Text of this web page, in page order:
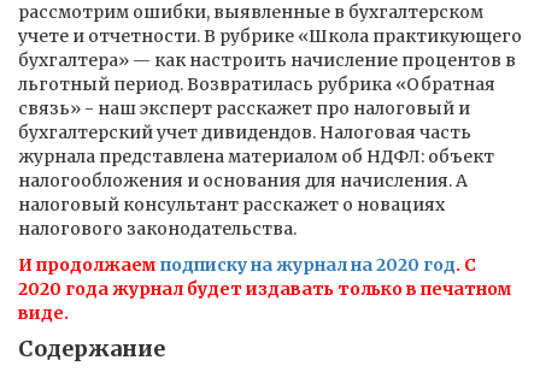
рассмотрим ошибки, выявленные в бухгалтерском
учете и отчетности. В рубрике «Школа практикующего
бухгалтера» — как настроить начисление процентов в
льготный период. Возвратилась рубрика «Обратная
связь» - наш эксперт расскажет про налоговый и
бухгалтерский учет дивидендов. Налоговая часть
журнала представлена материалом об НДФЛ: объект
налогообложения и основания для начисления. А
налоговый консультант расскажет о новациях
налогового законодательства.
И продолжаем подписку на журнал на 2020 год. С
2020 года журнал будет издавать только в печатном
виде.
Содержание